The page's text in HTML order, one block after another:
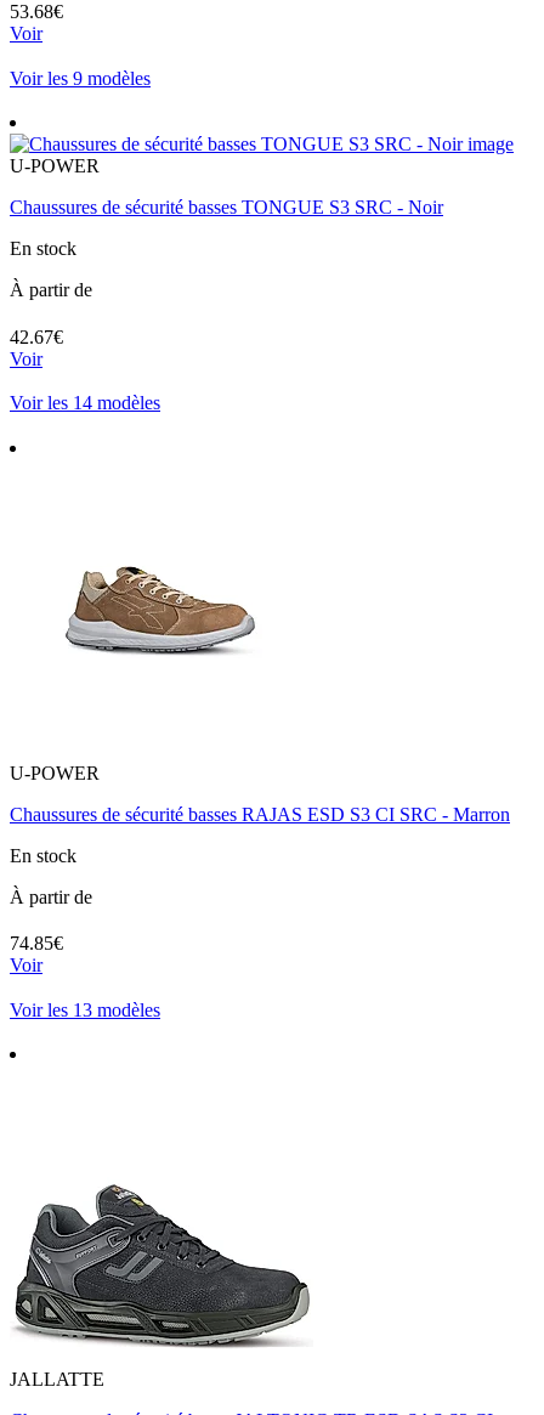
53.68€
Voir
Voir les 9 modèles
U-POWER
Chaussures de sécurité basses TONGUE S3 SRC - Noir
En stock
À partir de
42.67€
Voir
Voir les 14 modèles
U-POWER
Chaussures de sécurité basses RAJAS ESD S3 CI SRC - Marron
En stock
À partir de
74.85€
Voir
Voir les 13 modèles
JALLATTE